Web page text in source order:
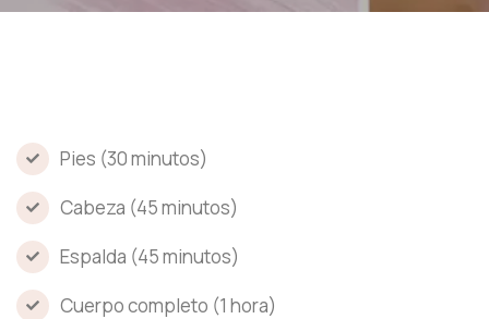
Pies (30 minutos)
Cabeza (45 minutos)
Espalda (45 minutos)
Cuerpo completo (1 hora)